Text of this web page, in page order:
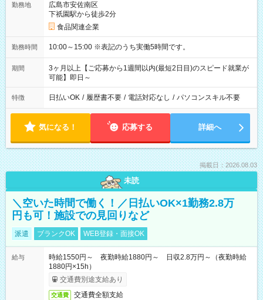
勤務地
広島市安佐南区
下祇園駅から徒歩2分
食品関連企業
勤務時間 10:00～15:00 ※表記のうち実働5時間です。
期間
3ヶ月以上【ご応募から1週間以内(最短2日目)のスピード就業が
可能】即日～
特徴 日払いOK / 履歴書不要 / 電話対応なし / パソコンスキル不要
気になる！ 応募する 詳細へ
掲載日：2026.08.03
未読
＼空いた時間で働く！／日払いOK×1勤務2.8万
円も可！施設での見回りなど
派遣 ブランクOK WEB登録・面接OK
給与
時給1550円～ 夜勤時給1880円～ 日収2.8万円～（夜勤時給
1880円×15h）
交通費別途支給あり
交通費 交通費全額支給